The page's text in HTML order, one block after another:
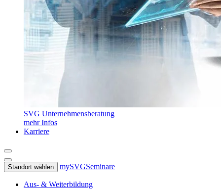
SVG Unternehmensberatung
mehr Infos
Karriere
Standort wählen mySVGSeminare
Aus- & Weiterbildung